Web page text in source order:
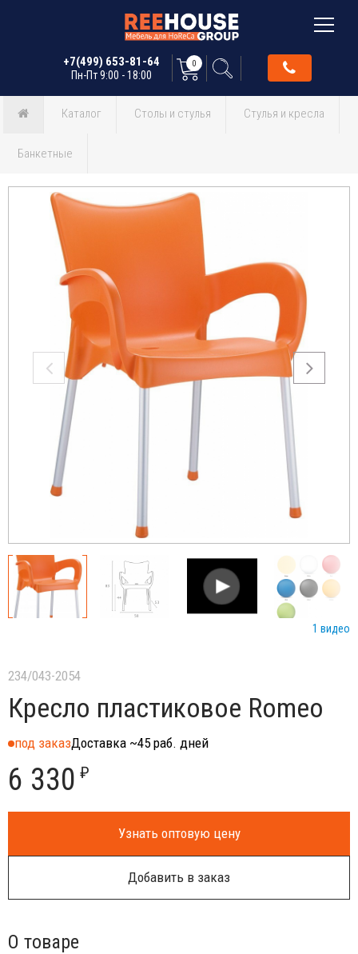
+7(499) 653-81-64
Пн-Пт 9:00 - 18:00
0
Каталог Столы и стулья Стулья и кресла
Банкетные
1 видео
234/043-2054
Кресло пластиковое Romeo
под заказДоставка ~45 раб. дней
6 330 ₽
Узнать оптовую цену
Добавить в заказ
О товаре